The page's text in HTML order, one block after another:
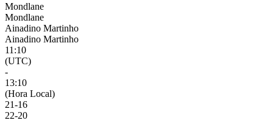
Mondlane
Mondlane
Ainadino Martinho
Ainadino Martinho
11:10
(UTC)
-
13:10
(Hora Local)
21-16
22-20